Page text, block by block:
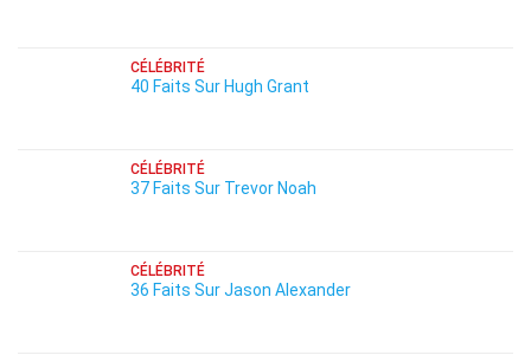
CÉLÉBRITÉ
40 Faits Sur Hugh Grant
CÉLÉBRITÉ
37 Faits Sur Trevor Noah
CÉLÉBRITÉ
36 Faits Sur Jason Alexander